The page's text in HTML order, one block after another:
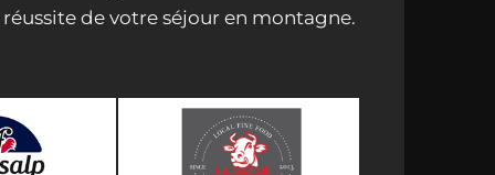
de votre séjour en montagne.